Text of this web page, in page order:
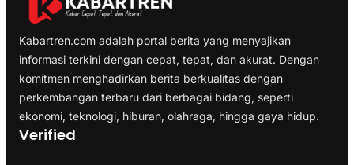
Kabartren.com adalah portal berita yang menyajikan
informasi terkini dengan cepat, tepat, dan akurat. Dengan
komitmen menghadirkan berita berkualitas dengan
perkembangan terbaru dari berbagai bidang, seperti
ekonomi, teknologi, hiburan, olahraga, hingga gaya hidup.
Verified